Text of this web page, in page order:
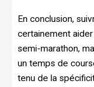
En conclusion,
certainement
semi-marathon,
un temps de
tenu de la